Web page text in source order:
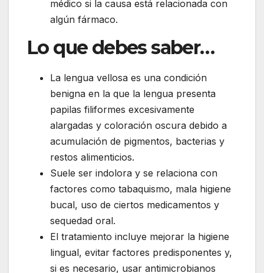
médico si la causa está relacionada con
algún fármaco.
Lo que debes saber…
La lengua vellosa es una condición
benigna en la que la lengua presenta
papilas filiformes excesivamente
alargadas y coloración oscura debido a
acumulación de pigmentos, bacterias y
restos alimenticios.
Suele ser indolora y se relaciona con
factores como tabaquismo, mala higiene
bucal, uso de ciertos medicamentos y
sequedad oral.
El tratamiento incluye mejorar la higiene
lingual, evitar factores predisponentes y,
si es necesario, usar antimicrobianos